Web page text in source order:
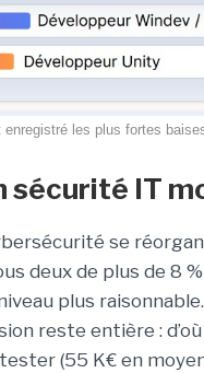
enregistré les plus fortes
sécurité IT
se
deux de plus de 8
plus
reste entière :
(55 K€ en